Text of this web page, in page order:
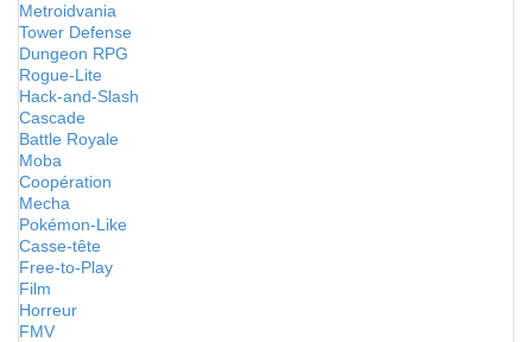
Metroidvania
Tower Defense
Dungeon RPG
Rogue-Lite
Hack-and-Slash
Cascade
Battle Royale
Moba
Coopération
Mecha
Pokémon-Like
Casse-tête
Free-to-Play
Film
Horreur
FMV